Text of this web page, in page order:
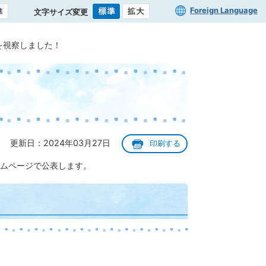
文字サイズ変更 Foreign Language
察しました！
更新日：2024年03月27日 印刷する
ページで公表します。